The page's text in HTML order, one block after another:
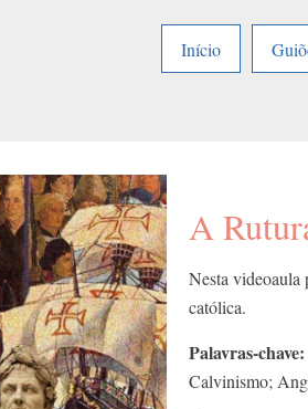
Início
A
Nesta videoaula
católica.
Palavras-chave
Calvinismo;